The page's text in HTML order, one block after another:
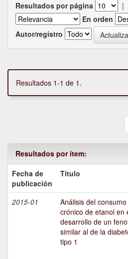
Resultados por página |
En orden
Autor/registro
Resultados 1-1 de 1.
Resultados por ítem:
Fecha de
publicación
Título
2015-01
Análisis del consumo
crónico de etanol en
desarrollo de un
similar al de la
tipo 1